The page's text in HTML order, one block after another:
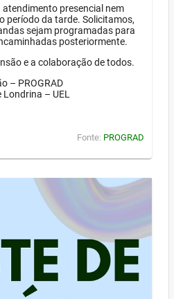
presencial nem
período da tarde. Solicitamos,
sejam programadas para
posteriormente.
e a colaboração de todos.
– PROGRAD
– UEL
Fonte: PROGRAD